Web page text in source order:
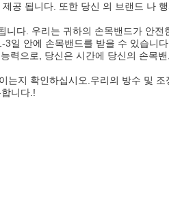
공 됩니다. 또한 당신 의 브랜드 나
니다. 우리는 귀하의 손목밴드가 안전
일 안에 손목밴드를 받을 수 있습니
력으로, 당신은 시간에 당신의 손목밴
는지 확인하십시오.우리의 방수 및 조
니다.!